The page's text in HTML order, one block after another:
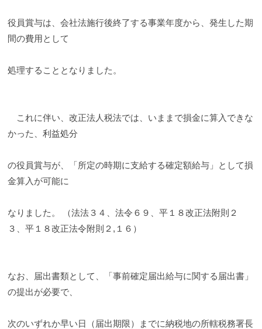
役員賞与は、会社法施行後終了する事業年度から、発生した期
間の費用として
処理することとなりました。
これに伴い、改正法人税法では、いままで損金に算入できな
かった、利益処分
の役員賞与が、「所定の時期に支給する確定額給与」として損
金算入が可能に
なりました。 （法法３４、法令６９、平１８改正法附則２
３、平１８改正法令附則２,１６）
なお、届出書類として、「事前確定届出給与に関する届出書」
の提出が必要で、
次のいずれか早い日（届出期限）までに納税地の所轄税務署長